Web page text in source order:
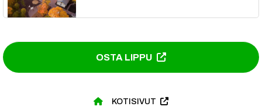
OSTA LIPPU
KOTISIVUT